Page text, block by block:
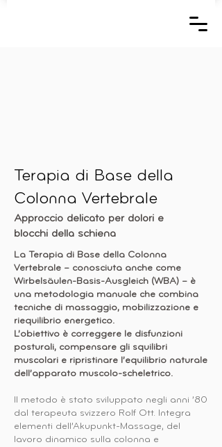
Terapia di Base della
Colonna Vertebrale
Approccio delicato per dolori e
blocchi della schiena
La Terapia di Base della Colonna
Vertebrale – conosciuta anche come
Wirbelsäulen-Basis-Ausgleich (WBA) – è
una metodologia manuale che combina
tecniche di massaggio, mobilizzazione e
riequilibrio energetico.
L’obiettivo è correggere le disfunzioni
posturali, compensare gli squilibri
muscolari e ripristinare l’equilibrio naturale
dell’apparato muscolo-scheletrico.
Il metodo è stato sviluppato negli anni ’80
dal terapeuta svizzero Rolf Ott. Integra
elementi dell’Akupunkt-Massage, del
lavoro dinamico sulla colonna e